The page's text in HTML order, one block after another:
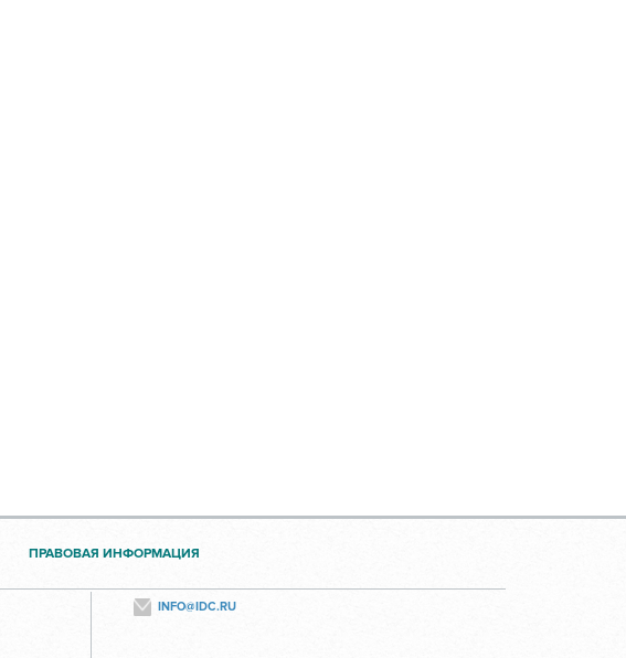
ПРАВОВАЯ ИНФОРМАЦИЯ
INFO@IDC.RU